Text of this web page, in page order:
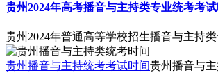
贵州2024年高考播音与主持类专业统考考
贵州2024年普通高等学校招生播音与主持
贵州播音与主持统考考试时间贵州播音与